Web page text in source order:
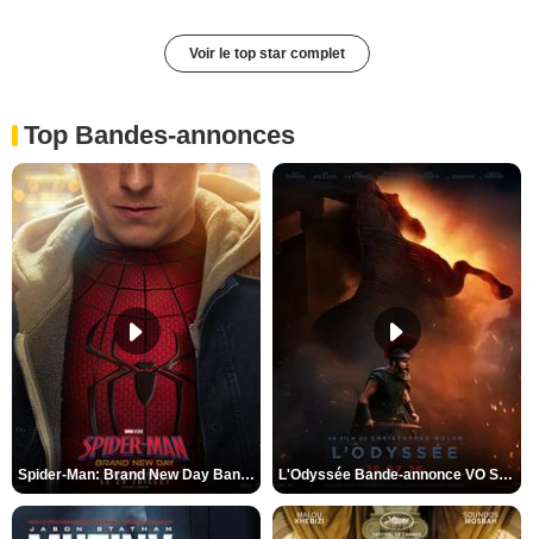
Voir le top star complet
Top Bandes-annonces
Spider-Man: Brand New Day Bande-annonce VO STFR L'Odyssée Bande-annonce VO STFR